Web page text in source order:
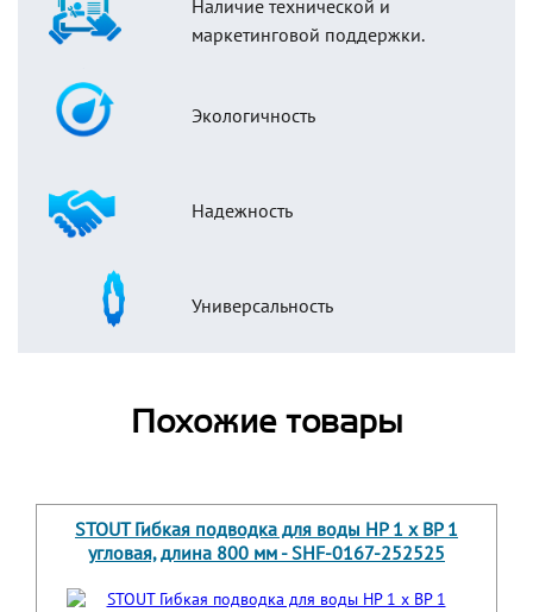
Наличие технической и
маркетинговой поддержки.
Экологичность
Надежность
Универсальность
Похожие товары
STOUT Гибкая подводка для воды НР 1 х ВР 1
угловая, длина 800 мм - SHF-0167-252525